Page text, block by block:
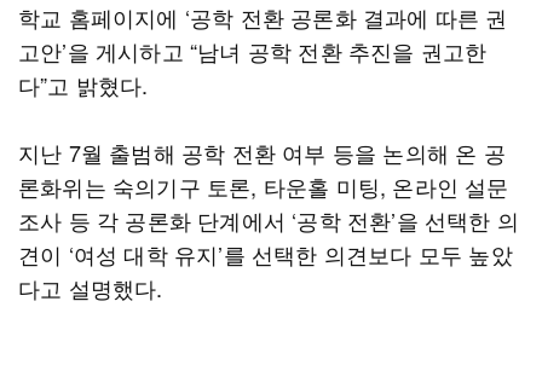
학교 홈페이지에 ‘공학 전환 공론화 결과에 따른 권
고안’을 게시하고 “남녀 공학 전환 추진을 권고한
다”고 밝혔다.
지난 7월 출범해 공학 전환 여부 등을 논의해 온 공
론화위는 숙의기구 토론, 타운홀 미팅, 온라인 설문
조사 등 각 공론화 단계에서 ‘공학 전환’을 선택한 의
견이 ‘여성 대학 유지’를 선택한 의견보다 모두 높았
다고 설명했다.